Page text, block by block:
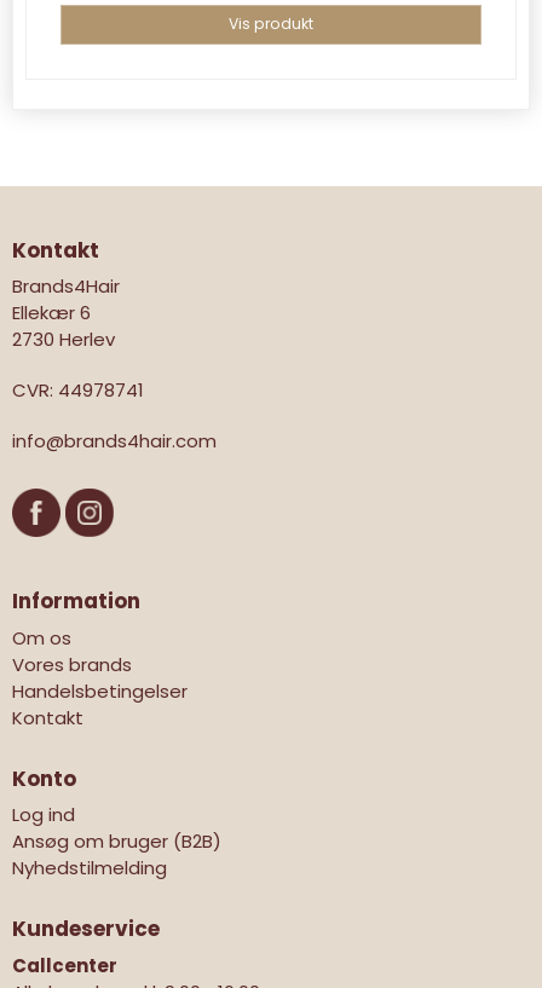
Vis produkt
Kontakt
Brands4Hair
Ellekær 6
2730 Herlev
CVR: 44978741
info@brands4hair.com
Information
Om os
Vores brands
Handelsbetingelser
Kontakt
Konto
Log ind
Ansøg om bruger (B2B)
Nyhedstilmelding
Kundeservice
Callcenter